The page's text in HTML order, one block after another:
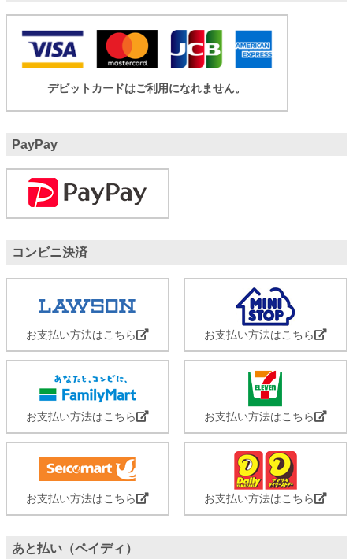
デビットカードはご利用になれません。
PayPay
コンビニ決済
お支払い方法はこちら お支払い方法はこちら
お支払い方法はこちら お支払い方法はこちら
お支払い方法はこちら お支払い方法はこちら
あと払い（ペイディ）